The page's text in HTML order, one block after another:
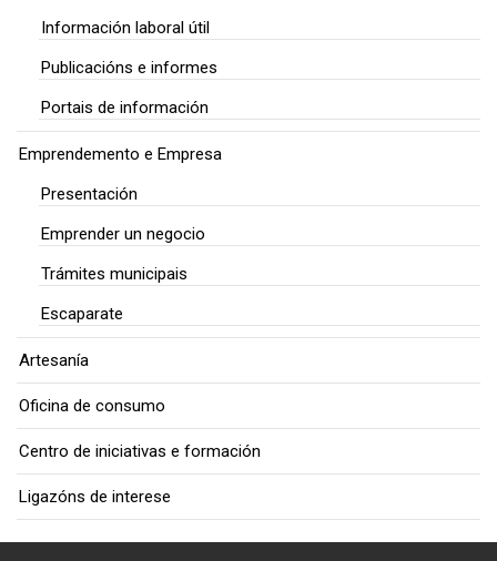
Información laboral útil
Publicacións e informes
Portais de información
Emprendemento e Empresa
Presentación
Emprender un negocio
Trámites municipais
Escaparate
Artesanía
Oficina de consumo
Centro de iniciativas e formación
Ligazóns de interese